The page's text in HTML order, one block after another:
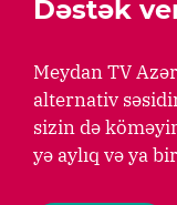
Dəstək
Meydan TV
alternativ
sizin də
yə aylıq və ya